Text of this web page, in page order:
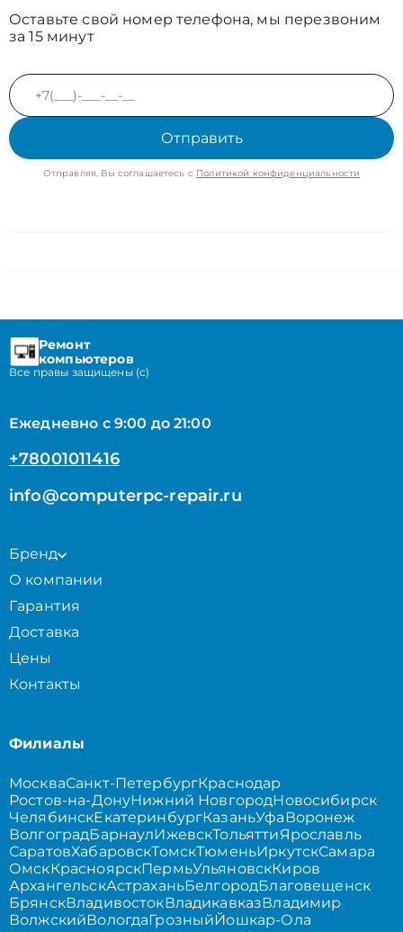
Оставьте свой номер телефона, мы перезвоним
за 15 минут
Отправить
Отправляя, Вы соглашаетесь с Политикой конфиденциальности
Ремонт
компьютеров
Все правы защищены (с)
Ежедневно с 9:00 до 21:00
+78001011416
info@computerpc-repair.ru
Бренд
О компании
Гарантия
Доставка
Цены
Контакты
Филиалы
МоскваСанкт-ПетербургКраснодар
Ростов-на-ДонуНижний НовгородНовосибирск
ЧелябинскЕкатеринбургКазаньУфаВоронеж
ВолгоградБарнаулИжевскТольяттиЯрославль
СаратовХабаровскТомскТюменьИркутскСамара
ОмскКрасноярскПермьУльяновскКиров
АрхангельскАстраханьБелгородБлаговещенск
БрянскВладивостокВладикавказВладимир
ВолжскийВологдаГрозныйЙошкар-Ола